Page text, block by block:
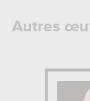
Autres